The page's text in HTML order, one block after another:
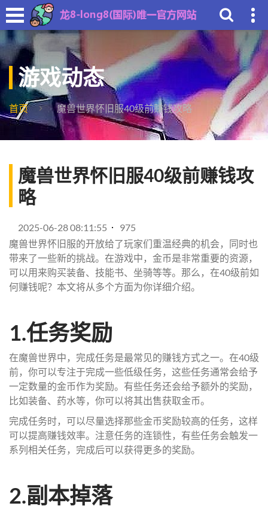
游戏动态
首页 魔兽世界怀旧服40级前赚钱攻略
魔兽世界怀旧服40级前赚钱攻
略
2025-06-28 08:11:55
975
魔兽世界怀旧服的开放给了玩家们重温经典的机会，同时也
带来了一些新的挑战。在游戏中，金币是非常重要的资源，
可以用来购买装备、技能书、坐骑等等。那么，在40级前如
何赚钱呢？本文将从多个方面为你详细介绍。
1.任务奖励
在魔兽世界中，完成任务是最常见的赚钱方式之一。在40级
前，你可以专注于完成一些低级任务，这些任务通常会给予
一定数量的金币作为奖励。有些任务还会给予额外的奖励，
比如装备、药水等，你可以将其出售获取金币。
完成任务时，可以尽量选择那些金币奖励较高的任务，这样
可以提高赚钱效率。注意任务的连锁性，有些任务会触发一
系列相关任务，完成后可以获得更多的奖励。
2.副本掉落